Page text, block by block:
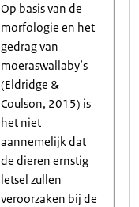
Op basis van de
morfologie en het
gedrag van
moeraswallaby’s
(Eldridge &
Coulson, 2015) is
het niet
aannemelijk dat
de dieren ernstig
letsel zullen
veroorzaken bij de